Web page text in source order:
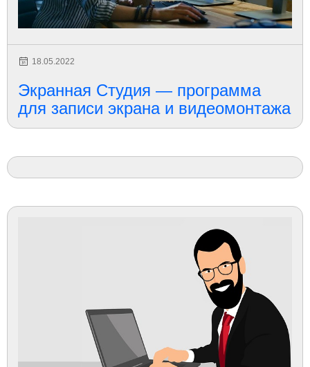
18.05.2022
Экранная Студия — программа
для записи экрана и видеомонтажа